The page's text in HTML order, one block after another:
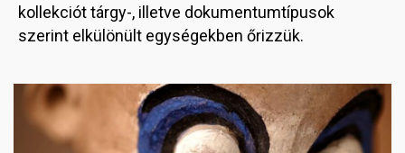
kollekciót tárgy-, illetve dokumentumtípusok
szerint elkülönült egységekben őrizzük.
Image